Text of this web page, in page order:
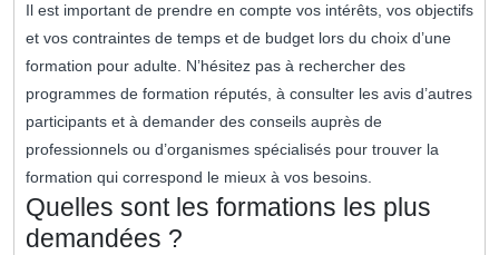
Il est important de prendre en compte vos intérêts, vos objectifs
et vos contraintes de temps et de budget lors du choix d’une
formation pour adulte. N’hésitez pas à rechercher des
programmes de formation réputés, à consulter les avis d’autres
participants et à demander des conseils auprès de
professionnels ou d’organismes spécialisés pour trouver la
formation qui correspond le mieux à vos besoins.
Quelles sont les formations les plus
demandées ?